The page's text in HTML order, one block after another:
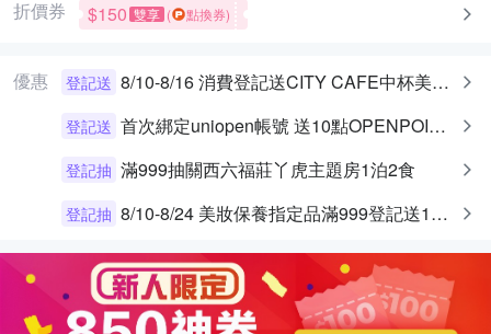
折價券 $150 雙享 ( 點換券)
優惠 登記送 8/10-8/16 消費登記送CITY CAFE中杯美式乙杯
登記送 首次綁定uniopen帳號 送10點OPENPOINT+統一布丁一個
登記抽 滿999抽關西六福莊丫虎主題房1泊2食
登記抽 8/10-8/24 美妝保養指定品滿999登記送10%超贈點，上限168(限前100名)